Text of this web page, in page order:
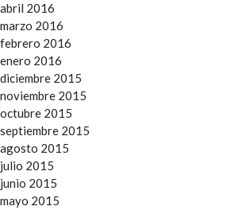
abril 2016
marzo 2016
febrero 2016
enero 2016
diciembre 2015
noviembre 2015
octubre 2015
septiembre 2015
agosto 2015
julio 2015
junio 2015
mayo 2015